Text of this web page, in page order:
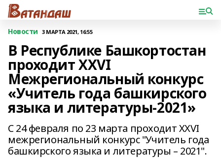
Новости 3 МАРТА 2021, 16:55
В Республике Башкортостан
проходит XXVI
Межрегиональный конкурс
«Учитель года башкирского
языка и литературы-2021»
С 24 февраля по 23 марта проходит XXVI
межрегиональный конкурс "Учитель года
башкирского языка и литературы – 2021".